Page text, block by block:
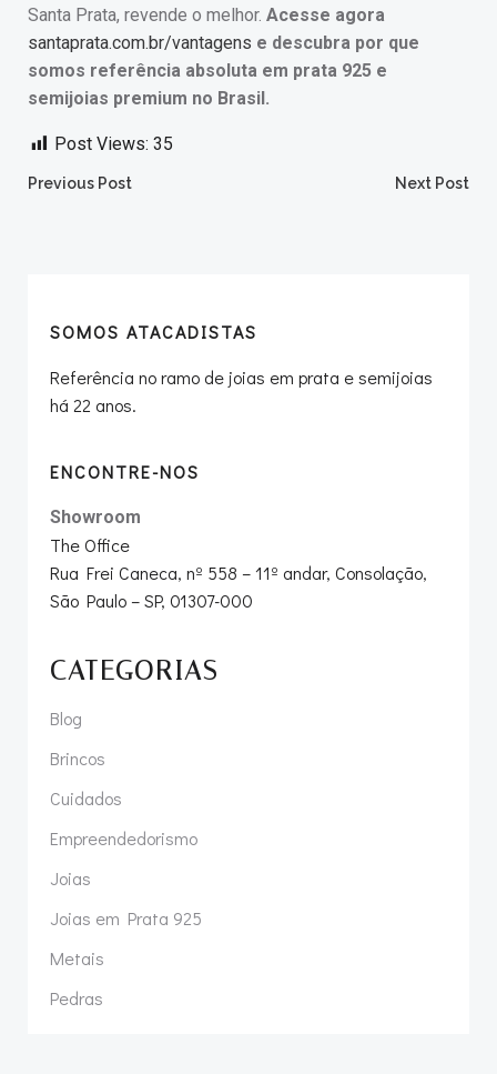
Santa Prata, revende o melhor. Acesse agora
santaprata.com.br/vantagens e descubra por que
somos referência absoluta em prata 925 e
semijoias premium no Brasil.
Post Views: 35
Post
Previous Post Next Post
SOMOS ATACADISTAS
Referência no ramo de joias em prata e semijoias
há 22 anos.
ENCONTRE-NOS
Showroom
The Office
Rua Frei Caneca, nº 558 – 11º andar, Consolação,
São Paulo – SP, 01307-000
CATEGORIAS
Blog
Brincos
Cuidados
Empreendedorismo
Joias
Joias em Prata 925
Metais
Pedras